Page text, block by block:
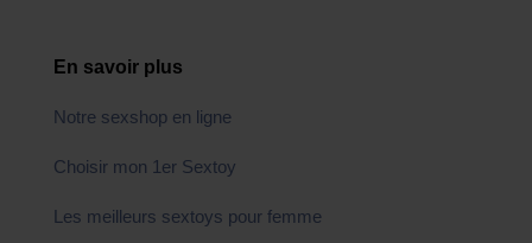
En savoir plus
Notre sexshop en ligne
Choisir mon 1er Sextoy
Les meilleurs sextoys pour femme